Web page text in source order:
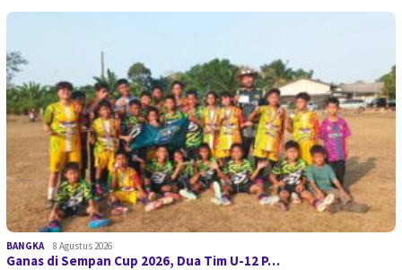
BANGKA 8 Agustus 2026
Ganas di Sempan Cup 2026, Dua Tim U-12 P…